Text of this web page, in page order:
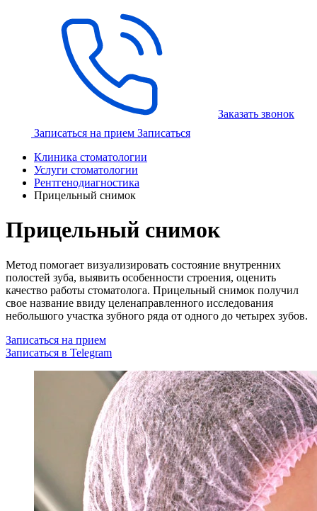
Заказать звонок
Записаться на прием Записаться
Клиника стоматологии
Услуги стоматологии
Рентгенодиагностика
Прицельный снимок
Прицельный снимок
Метод помогает визуализировать состояние внутренних
полостей зуба, выявить особенности строения, оценить
качество работы стоматолога. Прицельный снимок получил
свое название ввиду целенаправленного исследования
небольшого участка зубного ряда от одного до четырех зубов.
Записаться на прием
Записаться в Telegram